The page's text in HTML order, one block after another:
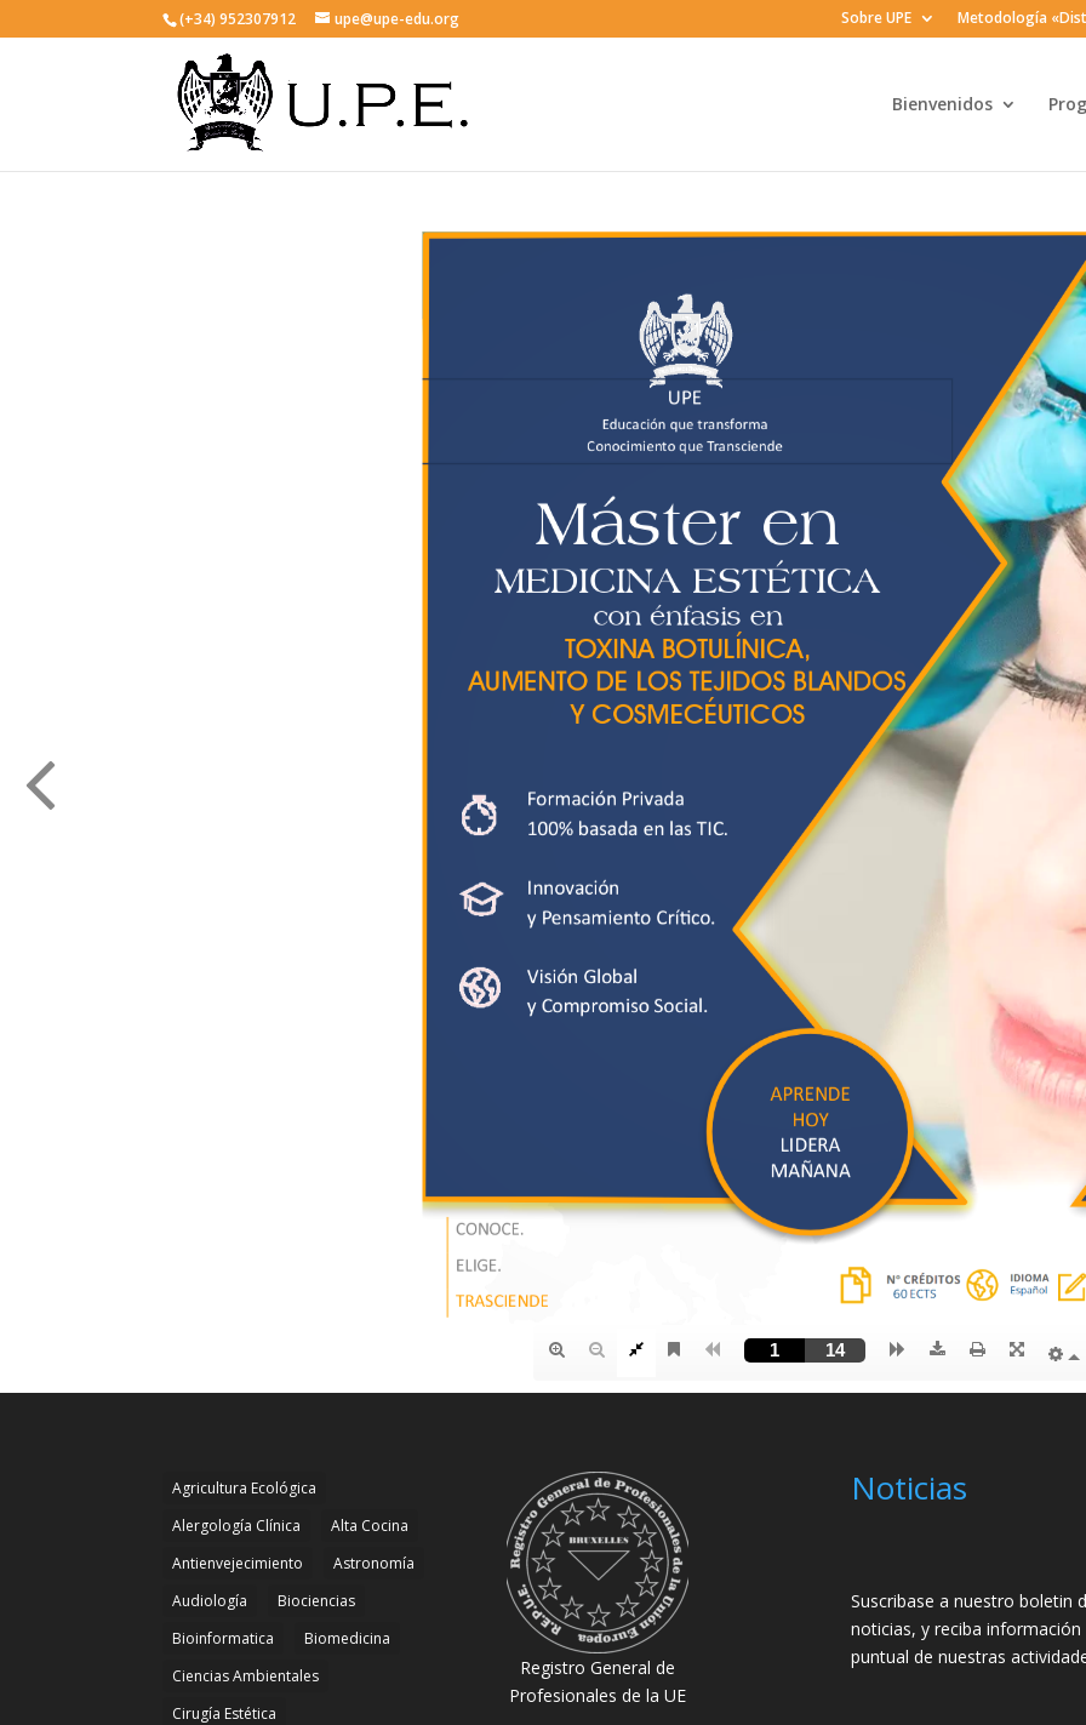
(+34) 952307912 upe@upe-edu.org Sobre UPE Metodología
Bienvenidos
Agricultura Ecológica
Alergología Clínica
Alta Cocina
Antienvejecimiento
Astronomía
Audiología
Biociencias
Bioinformatica
Biomedicina
Ciencias Ambientales
Cirugía Estética
Registro General de
Profesionales de la UE
Noticias
Suscribase a nuestro boletin
noticias, y reciba información
puntual de nuestras